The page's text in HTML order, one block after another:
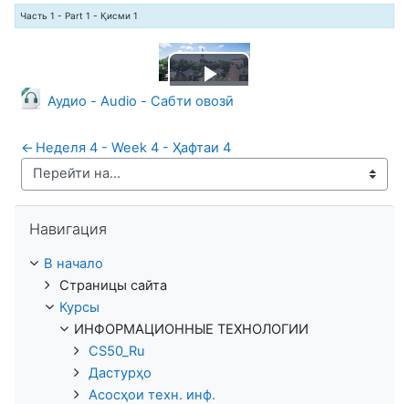
Неделя 5 - Week 5 - Ҳафтаи 5
Часть 1 - Part 1 - Қисми 1
Воспроизвести
видео
Аудио - Audio - Сабти овозӣ
Файл
← Неделя 4 - Week 4 - Ҳафтаи 4
Навигация
В начало
Страницы сайта
Курсы
ИНФОРМАЦИОННЫЕ ТЕХНОЛОГИИ
CS50_Ru
Дастурҳо
Асосҳои техн. инф.